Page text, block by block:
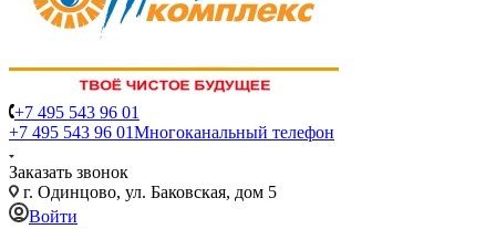
+7 495 543 96 01
+7 495 543 96 01Многоканальный телефон
Заказать звонок
г. Одинцово, ул. Баковская, дом 5
Войти